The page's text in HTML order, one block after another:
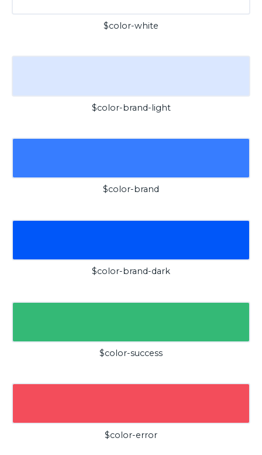
$color-white
$color-brand-light
$color-brand
$color-brand-dark
$color-success
$color-error